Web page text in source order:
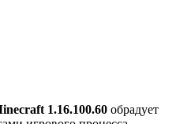
1.16.100.60 обрадует